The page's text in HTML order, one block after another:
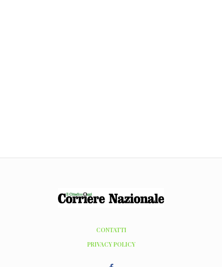
CONTATTI
PRIVACY POLICY